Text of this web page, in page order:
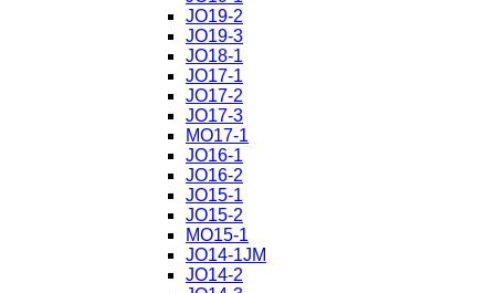
JO19-2
JO19-3
JO18-1
JO17-1
JO17-2
JO17-3
MO17-1
JO16-1
JO16-2
JO15-1
JO15-2
MO15-1
JO14-1JM
JO14-2